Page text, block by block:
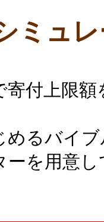
ミュ
寄付上限
めるバイ
ーを用意